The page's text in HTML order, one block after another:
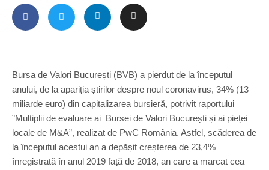
Bursa de Valori București (BVB) a pierdut de la începutul
anului, de la apariția știrilor despre noul coronavirus, 34% (13
miliarde euro) din capitalizarea bursieră, potrivit raportului
”Multiplii de evaluare ai Bursei de Valori București și ai pieței
locale de M&A”, realizat de PwC România. Astfel, scăderea de
la începutul acestui an a depășit creșterea de 23,4%
înregistrată în anul 2019 față de 2018, an care a marcat cea